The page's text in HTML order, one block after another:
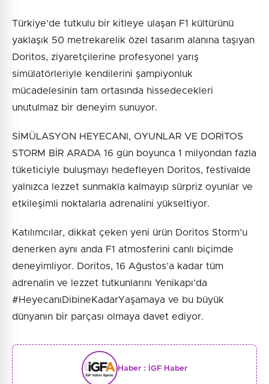
Türkiye’de tutkulu bir kitleye ulaşan F1 kültürünü
yaklaşık 50 metrekarelik özel tasarım alanına taşıyan
Doritos, ziyaretçilerine profesyonel yarış
simülatörleriyle kendilerini şampiyonluk
mücadelesinin tam ortasında hissedecekleri
unutulmaz bir deneyim sunuyor.
SİMÜLASYON HEYECANI, OYUNLAR VE DORİTOS
STORM BİR ARADA 16 gün boyunca 1 milyondan fazla
tüketiciyle buluşmayı hedefleyen Doritos, festivalde
yalnızca lezzet sunmakla kalmayıp sürpriz oyunlar ve
etkileşimli noktalarla adrenalini yükseltiyor.
Katılımcılar, dikkat çeken yeni ürün Doritos Storm’u
denerken aynı anda F1 atmosferini canlı biçimde
deneyimliyor. Doritos, 16 Ağustos’a kadar tüm
adrenalin ve lezzet tutkunlarını Yenikapı’da
#HeyecanıDibineKadarYaşamaya ve bu büyük
dünyanın bir parçası olmaya davet ediyor.
Haber : İGF Haber